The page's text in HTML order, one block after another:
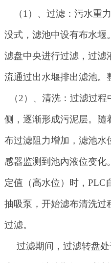
（1）、过滤：污水重
没式，滤池中设有布水堰
滤盘中央进行过滤，过滤
流通过出水堰排出滤池。
（2）、清洗：过滤过
侧，逐渐形成污泥层。随
布过滤阻力增加，滤池水
感器监测到池內液位变化
定值（高水位）时，PLC
抽吸泵，开始滤布清洗过
过滤。
过滤期间，过滤转盘